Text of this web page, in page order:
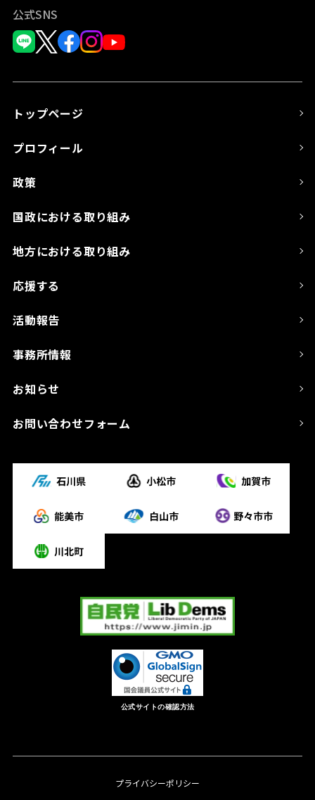
公式SNS
トップページ
プロフィール
政策
国政における取り組み
地方における取り組み
応援する
活動報告
事務所情報
お知らせ
お問い合わせフォーム
公式サイトの確認方法
プライバシーポリシー